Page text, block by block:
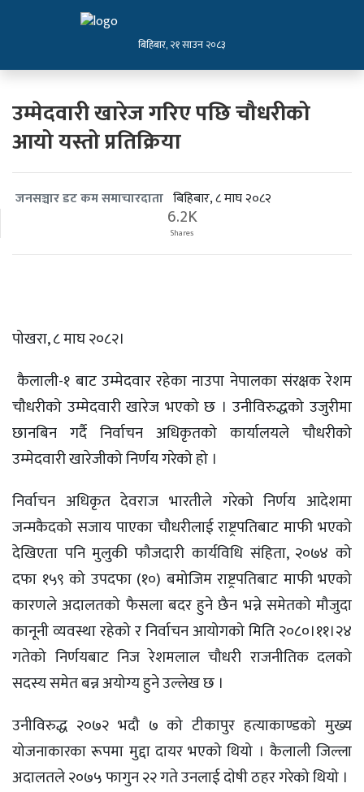
बिहिबार, २१ साउन २०८३
उम्मेदवारी खारेज गरिए पछि चौधरीको
आयो यस्तो प्रतिक्रिया
जनसञ्चार डट कम समाचारदाता बिहिबार, ८ माघ २०८२
6.2K
Shares
पोखरा, ८ माघ २०८२।
कैलाली-१ बाट उम्मेदवार रहेका नाउपा नेपालका संरक्षक रेशम
चौधरीको उम्मेदवारी खारेज भएको छ । उनीविरुद्धको उजुरीमा
छानबिन गर्दै निर्वाचन अधिकृतको कार्यालयले चौधरीको
उम्मेदवारी खारेजीको निर्णय गरेको हो ।
निर्वाचन अधिकृत देवराज भारतीले गरेको निर्णय आदेशमा
जन्मकैदको सजाय पाएका चौधरीलाई राष्ट्रपतिबाट माफी भएको
देखिएता पनि मुलुकी फौजदारी कार्यविधि संहिता, २०७४ को
दफा १५९ को उपदफा (१०) बमोजिम राष्ट्रपतिबाट माफी भएको
कारणले अदालतको फैसला बदर हुने छैन भन्ने समेतको मौजुदा
कानूनी व्यवस्था रहेको र निर्वाचन आयोगको मिति २०८०।११।२४
गतेको निर्णयबाट निज रेशमलाल चौधरी राजनीतिक दलको
सदस्य समेत बन्न अयोग्य हुने उल्लेख छ ।
उनीविरुद्ध २०७२ भदौ ७ को टीकापुर हत्याकाण्डको मुख्य
योजनाकारका रूपमा मुद्दा दायर भएको थियो । कैलाली जिल्ला
अदालतले २०७५ फागुन २२ गते उनलाई दाेषी ठहर गरेको थियो ।